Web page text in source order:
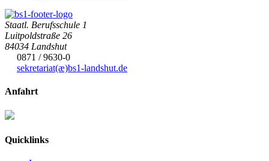
Staatl. Berufsschule 1
Luitpoldstraße 26
84034 Landshut
0871 / 9630-0
sekretariat(æ)bs1-landshut.de
Anfahrt
Quicklinks